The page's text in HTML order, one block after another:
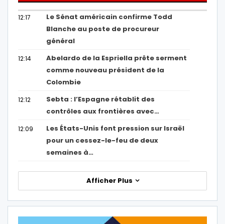
12:17
Le Sénat américain confirme Todd
Blanche au poste de procureur
général
12:14
Abelardo de la Espriella prête serment
comme nouveau président de la
Colombie
12:12
Sebta : l’Espagne rétablit des
contrôles aux frontières avec…
12:09
Les États-Unis font pression sur Israël
pour un cessez-le-feu de deux
semaines à…
Afficher Plus